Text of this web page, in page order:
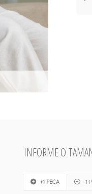
INFORME O
+1 PEÇA -1